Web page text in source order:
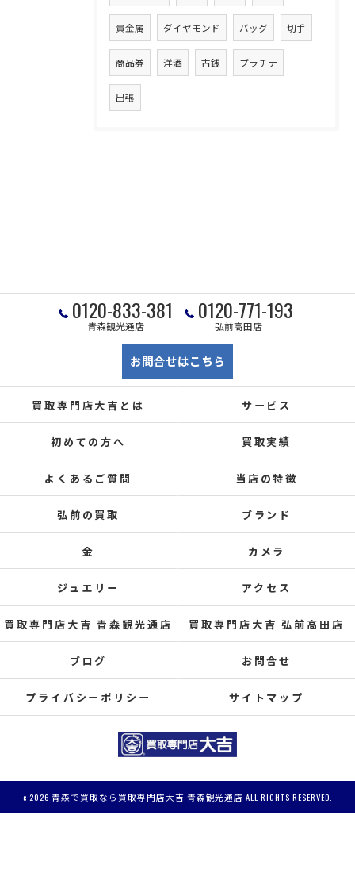
貴金属 ダイヤモンド バッグ 切手
商品券 洋酒 古銭 プラチナ
出張
0120-833-381
青森観光通店
0120-771-193
弘前高田店
お問合せはこちら
買取専門店大吉とは サービス
初めての方へ 買取実績
よくあるご質問 当店の特徴
弘前の買取 ブランド
金 カメラ
ジュエリー アクセス
買取専門店大吉 青森観光通店 買取専門店大吉 弘前高田店
ブログ お問合せ
プライバシーポリシー サイトマップ
c 2026 青森で買取なら買取専門店大吉 青森観光通店 ALL RIGHTS RESERVED.